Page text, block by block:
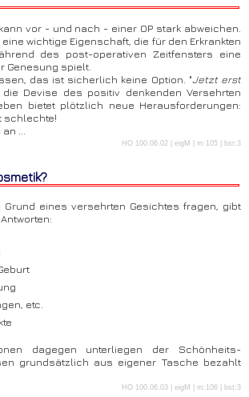
vor - und nach - einer OP stark abweichen.
wichtige Eigenschaft, die für den Erkrankten
des post-operativen Zeitfensters eine
Genesung spielt.
das ist sicherlich keine Option. "Jetzt erst
Devise des positiv denkenden Versehrten
bietet plötzlich neue Herausforderungen:
schlechte!
...
HO 100.06.02 | eigM | m:105 | bst:3
Grund eines versehrten Gesichtes fragen, gibt
etc.
dagegen unterliegen der Schönheits-
grundsätzlich aus eigener Tasche bezahlt
HO 100.06.03 | eigM | m:106 | bst:3